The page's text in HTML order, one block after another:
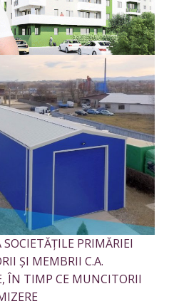
PRIMĂRIEI
ȘI MEMBRII C.A.
ÎN TIMP CE MUNCITORII